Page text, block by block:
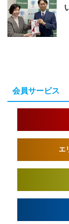
会員サービス
エ